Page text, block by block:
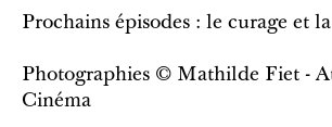
Prochains épisodes : le curage et
Photographies © Mathilde Fiet -
Cinéma